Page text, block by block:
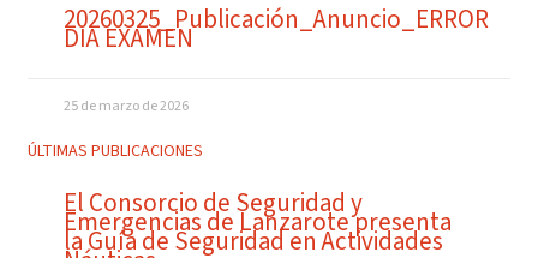
20260325_Publicación_Anuncio_ERROR
DIA EXAMEN
25 de marzo de 2026
ÚLTIMAS PUBLICACIONES
El Consorcio de Seguridad y
Emergencias de Lanzarote presenta
la Guía de Seguridad en Actividades